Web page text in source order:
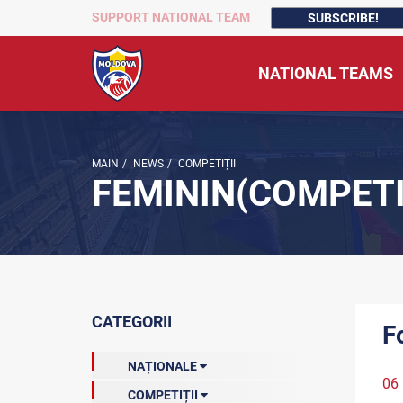
SUPPORT NATIONAL TEAM SUBSCRIBE!
NATIONAL TEAMS
MAIN / NEWS / COMPETIȚII
CATEGORII
NAȚIONALE
COMPETIȚII
06